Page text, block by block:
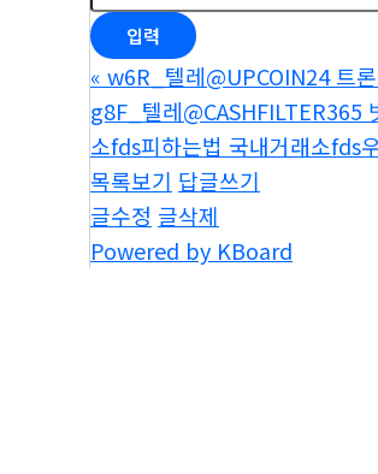
« w6R_텔레@UPCOIN24 트
g8F_텔레@CASHFILTER365
소fds피하는법 국내거래소fds
목록보기 답글쓰기
글수정 글삭제
Powered by KBoard